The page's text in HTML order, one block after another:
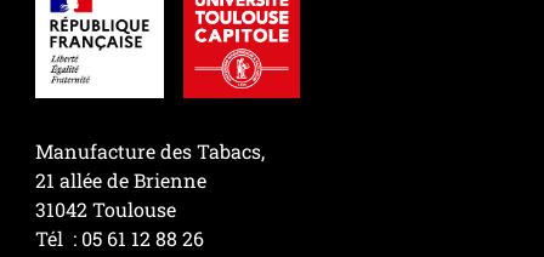
Manufacture des Tabacs,
21 allée de Brienne
31042 Toulouse
Tél : 05 61 12 88 26